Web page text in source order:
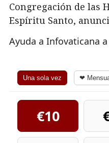
Congregación de las
Espíritu Santo,
Ayuda a Infovaticana
Una sola vez ❤
€10